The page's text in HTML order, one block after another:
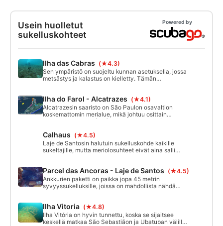
Usein huolletut
sukelluskohteet
Powered by
Ilha das Cabras (★4.3)
Sen ympäristö on suojeltu kunnan asetuksella, jossa
metsästys ja kalastus on kielletty. Tämän
upotettuja kaapeleita, kuorma-auton alusta, ankkuri
ja Neptunuksen patsas.
Ilha do Farol - Alcatrazes (★4.1)
Alcatrazesin saaristo on São Paulon osavaltion
koskemattomin merialue, mikä johtuu osittain
Brasilian laivaston (MB) ja Esec Tupinambásin 1980-
vuoden kiellon jälkeen sukeltaminen avattiin jälleen
väestölle joulukuussa 2018.
Calhaus (★4.5)
Laje de Santosin halutuin sukelluskohde kaikille
sukeltajille, mutta meriolosuhteet eivät aina salli
ollessa liikkeessä. Todella jännittävää! Tunnelin läpi
kulkeminen on yllättävää.
Parcel das Ancoras - Laje de Santos (★4.5)
Ankkurien paketti on paikka jopa 45 metrin
syvyyssukelluksille, joissa on mahdollista nähdä
usein havaintoja suurista kaloista.
Ilha Vitoria (★4.8)
Ilha Vitória on hyvin tunnettu, koska se sijaitsee
keskellä matkaa São Sebastiãon ja Ubatuban välillä,